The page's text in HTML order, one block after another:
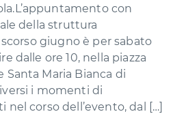
con
della struttura
giugno è per sabato
dalle ore 10, nella piazza
Santa Maria Bianca di
i momenti di
nel corso dell’evento, dal […]